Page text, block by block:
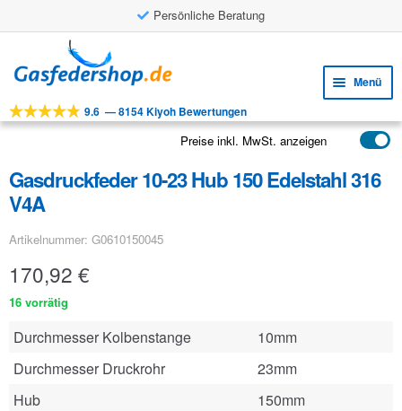
Persönliche Beratung
Navigation
springen
Inhalt
springen
Menü
Werkzeuge
Anwendungen
9.6 —8154 Kiyoh Bewertungen
Preise inkl. MwSt. anzeigen
Gasdruckfeder 10-23 Hub 150 Edelstahl 316
V4A
Artikelnummer: G0610150045
170,92 €
16 vorrätig
Durchmesser Kolbenstange
10mm
Durchmesser Druckrohr
23mm
Hub
150mm